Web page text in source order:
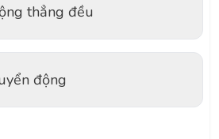
thẳng đều
động